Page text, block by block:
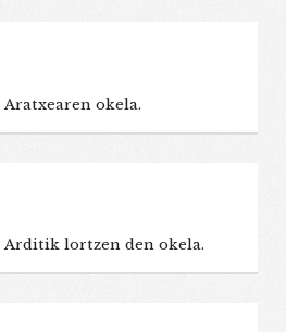
Aratxearen okela.
Arditik lortzen den okela.